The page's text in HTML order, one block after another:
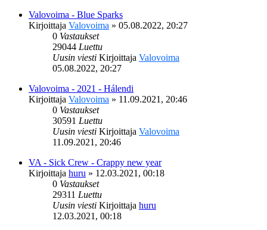
Valovoima - Blue Sparks
Kirjoittaja Valovoima » 05.08.2022, 20:27
0 Vastaukset
29044 Luettu
Uusin viesti Kirjoittaja Valovoima
05.08.2022, 20:27
Valovoima - 2021 - Hálendi
Kirjoittaja Valovoima » 11.09.2021, 20:46
0 Vastaukset
30591 Luettu
Uusin viesti Kirjoittaja Valovoima
11.09.2021, 20:46
VA - Sick Crew - Crappy new year
Kirjoittaja huru » 12.03.2021, 00:18
0 Vastaukset
29311 Luettu
Uusin viesti Kirjoittaja huru
12.03.2021, 00:18